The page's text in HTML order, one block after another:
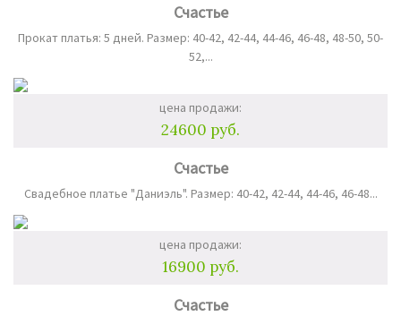
Счастье
Прокат платья: 5 дней. Размер: 40-42, 42-44, 44-46, 46-48, 48-50, 50-
52,...
цена продажи:
24600 руб.
Счастье
Свадебное платье "Даниэль". Размер: 40-42, 42-44, 44-46, 46-48...
цена продажи:
16900 руб.
Счастье